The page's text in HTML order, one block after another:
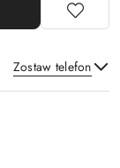
Zostaw telefon